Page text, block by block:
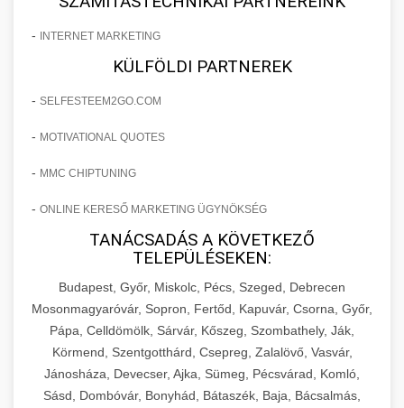
- INTERNET MARKETING
KÜLFÖLDI PARTNEREK
- SELFESTEEM2GO.COM
- MOTIVATIONAL QUOTES
- MMC CHIPTUNING
- ONLINE KERESŐ MARKETING ÜGYNÖKSÉG
TANÁCSADÁS A KÖVETKEZŐ
TELEPÜLÉSEKEN:
Budapest, Győr, Miskolc, Pécs, Szeged, Debrecen
Mosonmagyaróvár, Sopron, Fertőd, Kapuvár, Csorna, Győr,
Pápa, Celldömölk, Sárvár, Kőszeg, Szombathely, Ják,
Körmend, Szentgotthárd, Csepreg, Zalalövő, Vasvár,
Jánosháza, Devecser, Ajka, Sümeg, Pécsvárad, Komló,
Sásd, Dombóvár, Bonyhád, Bátaszék, Baja, Bácsalmás,